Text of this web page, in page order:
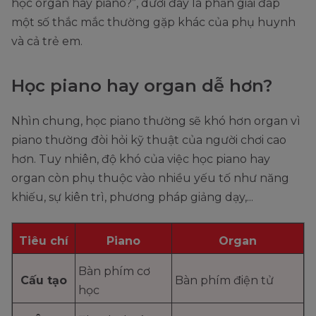
học organ hay piano?”, dưới đây là phần giải đáp
một số thắc mắc thường gặp khác của phụ huynh
và cả trẻ em.
Học piano hay organ dễ hơn?
Nhìn chung, học piano thường sẽ khó hơn organ vì
piano thường đòi hỏi kỹ thuật của người chơi cao
hơn. Tuy nhiên, độ khó của việc học piano hay
organ còn phụ thuộc vào nhiều yếu tố như năng
khiếu, sự kiên trì, phương pháp giảng dạy,...
Tiêu chí Piano Organ
Cấu tạo
Bàn phím cơ
học
Bàn phím điện tử